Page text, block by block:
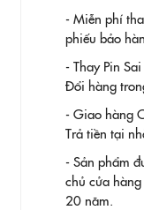
- Miễn phí
phiếu bảo
- Thay Pin
Đổi hàng
- Giao hàng
Trả tiền tại
- Sản phẩm
chủ cửa
20 năm.